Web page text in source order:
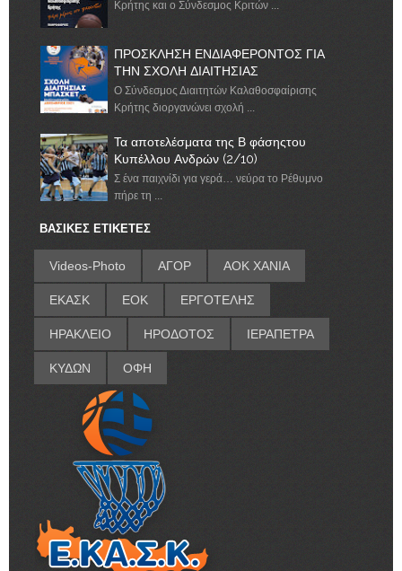
Κρήτης και ο Σύνδεσμος Κριτών ...
ΠΡΟΣΚΛΗΣΗ ΕΝΔΙΑΦΕΡΟΝΤΟΣ ΓΙΑ
ΤΗΝ ΣΧΟΛΗ ΔΙΑΙΤΗΣΙΑΣ
Ο Σύνδεσμος Διαιτητών Καλαθοσφαίρισης
Κρήτης διοργανώνει σχολή ...
Τα αποτελέσματα της Β φάσηςτου
Κυπέλλου Ανδρών (2/10)
Σ ένα παιχνίδι για γερά… νεύρα το Ρέθυμνο
πήρε τη ...
ΒΑΣΙΚΕΣ ΕΤΙΚΕΤΕΣ
Videos-Photo ΑΓΟΡ ΑΟΚ ΧΑΝΙΑ
ΕΚΑΣΚ ΕΟΚ ΕΡΓΟΤΕΛΗΣ
ΗΡΑΚΛΕΙΟ ΗΡΟΔΟΤΟΣ ΙΕΡΑΠΕΤΡΑ
ΚΥΔΩΝ ΟΦΗ